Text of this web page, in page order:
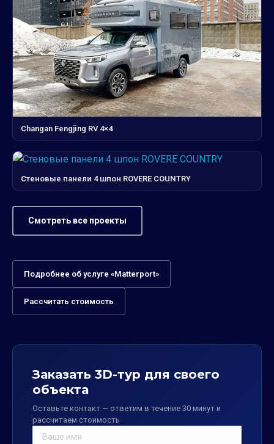
Changan Fengjing RV 4×4
Стеновые панели 4 шпон ROVERE COUNTRY
Смотреть все проекты
Подробнее об услуге «Matterport»
Рассчитать стоимость
Заказать 3D-тур для своего
объекта
Оставьте контакт — ответим в течение 30 минут и
рассчитаем стоимость